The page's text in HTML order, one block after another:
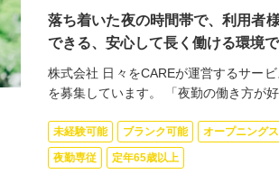
落ち着いた夜の時間帯で、利用者
できる、安心して長く働ける環境で
株式会社 日々をCAREが運営するサー
を募集しています。 「夜勤の働き方が好
未経験可能 ブランク可能 オープニング
夜勤専従 定年65歳以上